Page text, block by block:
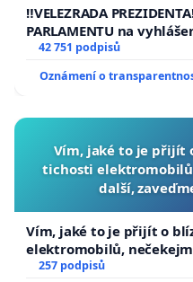
‼️VELEZRADA
PARLAMENTU na
144 jednacího řádu
usnesení k podání
republiky
42 751 podpisů
Oznámení o
Vím, jaké to je přijít
tichosti
další,
Vím, jaké to je přijít o
elektromobilů,
zaveďme slyšitelná auta!
257 podpisů